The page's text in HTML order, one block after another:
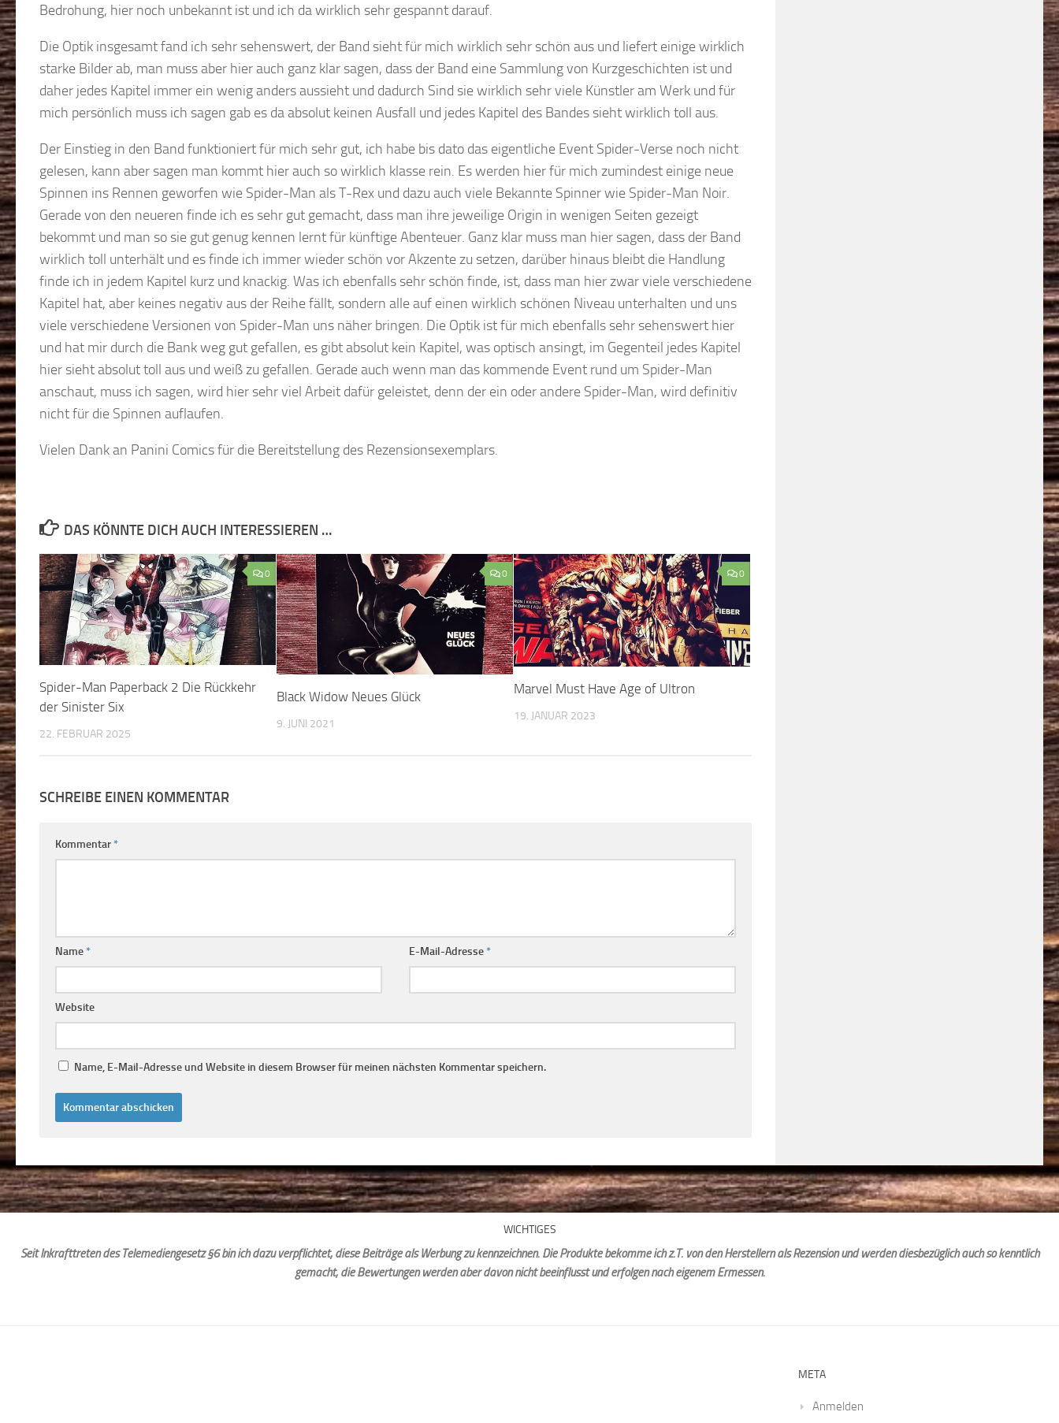
Bedrohung, hier noch unbekannt ist und ich da wirklich sehr gespannt darauf.
Die Optik insgesamt fand ich sehr sehenswert, der Band sieht für mich wirklich sehr schön aus und liefert einige wirklich
starke Bilder ab, man muss aber hier auch ganz klar sagen, dass der Band eine Sammlung von Kurzgeschichten ist und
daher jedes Kapitel immer ein wenig anders aussieht und dadurch Sind sie wirklich sehr viele Künstler am Werk und für
mich persönlich muss ich sagen gab es da absolut keinen Ausfall und jedes Kapitel des Bandes sieht wirklich toll aus.
Der Einstieg in den Band funktioniert für mich sehr gut, ich habe bis dato das eigentliche Event Spider-Verse noch nicht
gelesen, kann aber sagen man kommt hier auch so wirklich klasse rein. Es werden hier für mich zumindest einige neue
Spinnen ins Rennen geworfen wie Spider-Man als T-Rex und dazu auch viele Bekannte Spinner wie Spider-Man Noir.
Gerade von den neueren finde ich es sehr gut gemacht, dass man ihre jeweilige Origin in wenigen Seiten gezeigt
bekommt und man so sie gut genug kennen lernt für künftige Abenteuer. Ganz klar muss man hier sagen, dass der Band
wirklich toll unterhält und es finde ich immer wieder schön vor Akzente zu setzen, darüber hinaus bleibt die Handlung
finde ich in jedem Kapitel kurz und knackig. Was ich ebenfalls sehr schön finde, ist, dass man hier zwar viele verschiedene
Kapitel hat, aber keines negativ aus der Reihe fällt, sondern alle auf einen wirklich schönen Niveau unterhalten und uns
viele verschiedene Versionen von Spider-Man uns näher bringen. Die Optik ist für mich ebenfalls sehr sehenswert hier
und hat mir durch die Bank weg gut gefallen, es gibt absolut kein Kapitel, was optisch ansingt, im Gegenteil jedes Kapitel
hier sieht absolut toll aus und weiß zu gefallen. Gerade auch wenn man das kommende Event rund um Spider-Man
anschaut, muss ich sagen, wird hier sehr viel Arbeit dafür geleistet, denn der ein oder andere Spider-Man, wird definitiv
nicht für die Spinnen auflaufen.
Vielen Dank an Panini Comics für die Bereitstellung des Rezensionsexemplars.
DAS KÖNNTE DICH AUCH INTERESSIEREN …
0
Spider-Man Paperback 2 Die Rückkehr
der Sinister Six
22. FEBRUAR 2025
0
Black Widow Neues Glück
9. JUNI 2021
0
Marvel Must Have Age of Ultron
19. JANUAR 2023
SCHREIBE EINEN KOMMENTAR
Kommentar*
Name* E-Mail-Adresse*
Website
Name, E-Mail-Adresse und Website in diesem Browser für meinen nächsten Kommentar speichern.
WICHTIGES
Seit Inkrafttreten des Telemediengesetz §6 bin ich dazu verpflichtet, diese Beiträge als Werbung zu kennzeichnen. Die Produkte bekomme ich z.T. von den Herstellern als Rezension und werden diesbezüglich auch so kenntlich
gemacht, die Bewertungen werden aber davon nicht beeinflusst und erfolgen nach eigenem Ermessen.
META
Anmelden